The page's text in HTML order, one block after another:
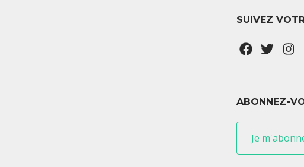
SUIVEZ
ABONNEZ-
Je